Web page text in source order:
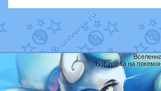
Все права на